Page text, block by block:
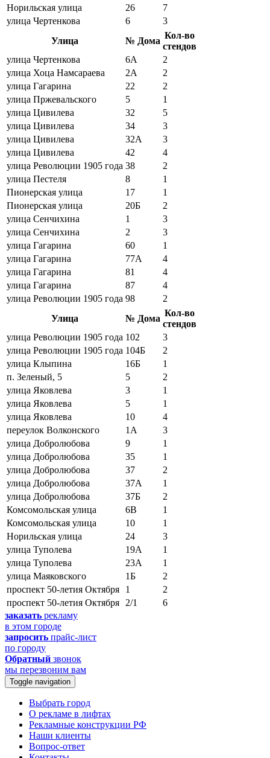
Норильская улица
26
7
улица Чертенкова
6
3
Улица
№ Дома
Кол-во
стендов
улица Чертенкова
6А
2
улица Хоца Намсараева
2А
2
улица Гагарина
22
2
улица Пржевальского
5
1
улица Цивилева
32
5
улица Цивилева
34
3
улица Цивилева
32А
3
улица Цивилева
42
4
улица Революции 1905 года 38
2
улица Пестеля
8
1
Пионерская улица
17
1
Пионерская улица
20Б
2
улица Сенчихина
1
3
улица Сенчихина
2
3
улица Гагарина
60
1
улица Гагарина
77А
4
улица Гагарина
81
4
улица Гагарина
87
4
улица Революции 1905 года 98
2
Улица
№ Дома
Кол-во
стендов
улица Революции 1905 года 102
3
улица Революции 1905 года 104Б
2
улица Клыпина
16Б
1
п. Зеленый, 5
5
2
улица Яковлева
3
1
улица Яковлева
5
1
улица Яковлева
10
4
переулок Волконского
1А
3
улица Добролюбова
9
1
улица Добролюбова
35
1
улица Добролюбова
37
2
улица Добролюбова
37А
1
улица Добролюбова
37Б
2
Комсомольская улица
6В
1
Комсомольская улица
10
1
Норильская улица
24
3
улица Туполева
19А
1
улица Туполева
23А
1
улица Маяковского
1Б
2
проспект 50-летия Октября
1
2
проспект 50-летия Октября
2/1
6
заказать рекламу
в этом городе
запросить прайс-лист
по городу
Обратный звонок
мы перезвоним вам
Toggle navigation
Выбрать город
О рекламе в лифтах
Рекламные конструкции РФ
Наши клиенты
Вопрос-ответ